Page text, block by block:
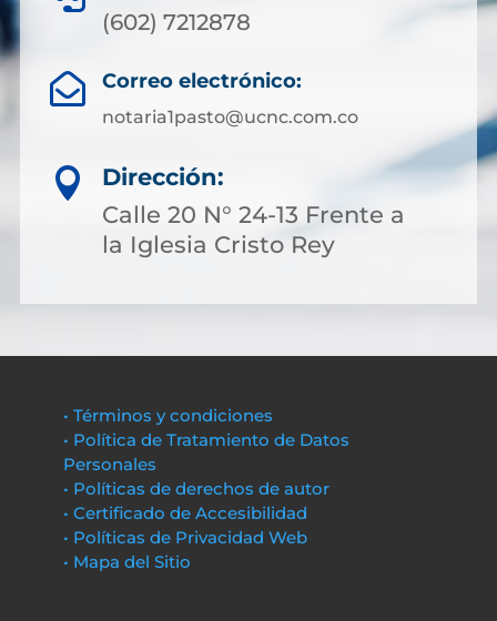
(602) 7212878
 Correo electrónico:
notaria1pasto@ucnc.com.co

Dirección:
Calle 20 N° 24-13 Frente a
la Iglesia Cristo Rey
• Términos y condiciones
• Política de Tratamiento de Datos
Personales
• Políticas de derechos de autor
• Certificado de Accesibilidad
• Políticas de Privacidad Web
• Mapa del Sitio